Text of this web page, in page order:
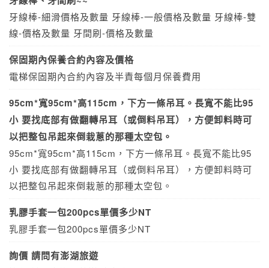
牙線棒-細滑價格及數量 牙線棒-一般價格及數量 牙線棒-雙
線-價格及數量 牙間刷-價格及數量
保固期內保養合約內容及價格
電梯保固期內合約內容及半責每個月保養費用
95cm*寬95cm*高115cm，下方一條吊耳。長寬不能比95
小 要找底部有做翻轉吊耳（或倒料吊耳），方便卸料時可
以把整包吊起來倒栽蔥的那種太空包。
95cm*寬95cm*高115cm，下方一條吊耳。長寬不能比95
小 要找底部有做翻轉吊耳（或倒料吊耳），方便卸料時可
以把整包吊起來倒栽蔥的那種太空包。
乳膠手套一包200pcs單價多少NT
乳膠手套一包200pcs單價多少NT
詢價 請問有澎湖旅遊